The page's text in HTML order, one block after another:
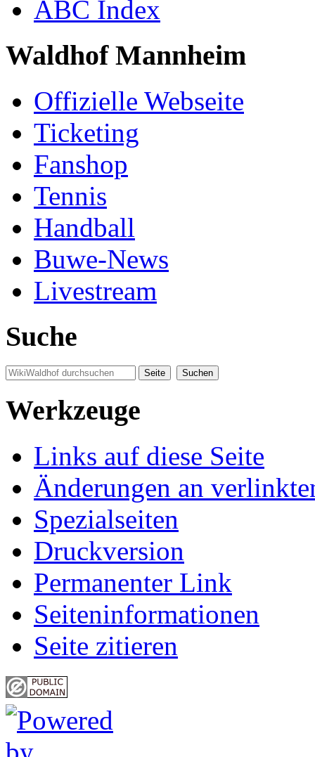
ABC Index
Waldhof Mannheim
Offizielle Webseite
Ticketing
Fanshop
Tennis
Handball
Buwe-News
Livestream
Suche
Werkzeuge
Links auf diese Seite
Änderungen an
Spezialseiten
Druckversion
Permanenter Link
Seiten­informationen
Seite zitieren